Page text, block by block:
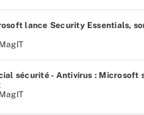
lance Security Essentials,
sécurité - Antivirus : Microsoft